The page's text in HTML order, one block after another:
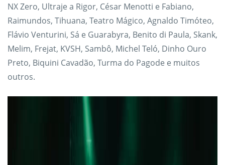
NX Zero, Ultraje a Rigor, César Menotti e Fabiano,
Raimundos, Tihuana, Teatro Mágico, Agnaldo Timóteo,
Flávio Venturini, Sá e Guarabyra, Benito di Paula, Skank,
Melim, Frejat, KVSH, Sambô, Michel Teló, Dinho Ouro
Preto, Biquini Cavadão, Turma do Pagode e muitos
outros.